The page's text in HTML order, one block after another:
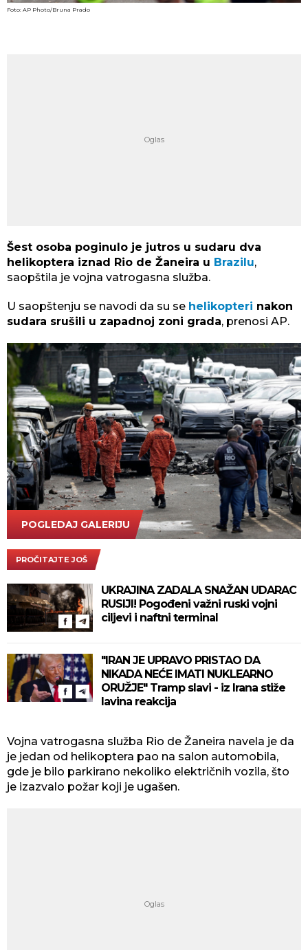
Foto: AP Photo/Bruna Prado
Šest osoba poginulo je jutros u sudaru dva
helikoptera iznad Rio de Žaneira u Brazilu,
saopštila je vojna vatrogasna služba.
U saopštenju se navodi da su se helikopteri nakon
sudara srušili u zapadnoj zoni grada, prenosi AP.
POGLEDAJ GALERIJU
PROČITAJTE JOŠ
UKRAJINA ZADALA SNAŽAN UDARAC
RUSIJI! Pogođeni važni ruski vojni
ciljevi i naftni terminal
"IRAN JE UPRAVO PRISTAO DA
NIKADA NEĆE IMATI NUKLEARNO
ORUŽJE" Tramp slavi - iz Irana stiže
lavina reakcija
Vojna vatrogasna služba Rio de Žaneira navela je da
je jedan od helikoptera pao na salon automobila,
gde je bilo parkirano nekoliko električnih vozila, što
je izazvalo požar koji je ugašen.